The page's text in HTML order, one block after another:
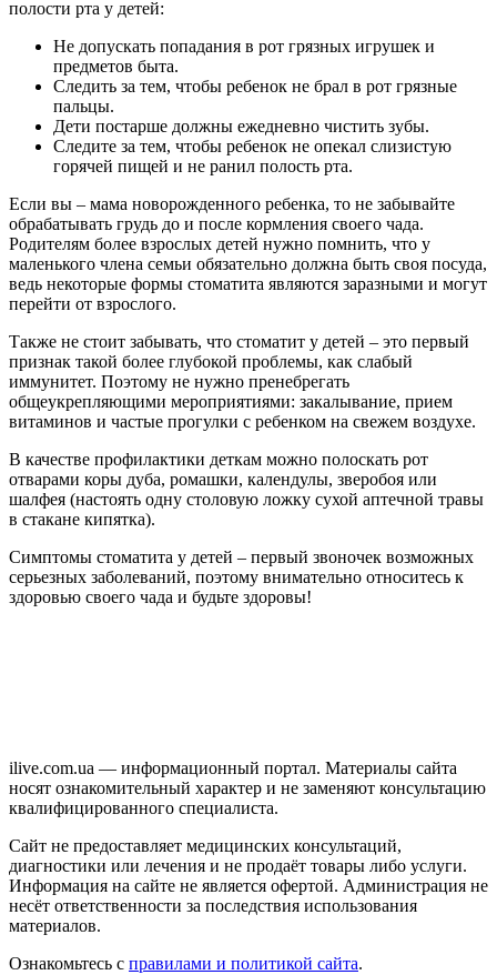
полости рта у детей:
Не допускать попадания в рот грязных игрушек и
предметов быта.
Следить за тем, чтобы ребенок не брал в рот грязные
пальцы.
Дети постарше должны ежедневно чистить зубы.
Следите за тем, чтобы ребенок не опекал слизистую
горячей пищей и не ранил полость рта.
Если вы – мама новорожденного ребенка, то не забывайте
обрабатывать грудь до и после кормления своего чада.
Родителям более взрослых детей нужно помнить, что у
маленького члена семьи обязательно должна быть своя посуда,
ведь некоторые формы стоматита являются заразными и могут
перейти от взрослого.
Также не стоит забывать, что стоматит у детей – это первый
признак такой более глубокой проблемы, как слабый
иммунитет. Поэтому не нужно пренебрегать
общеукрепляющими мероприятиями: закалывание, прием
витаминов и частые прогулки с ребенком на свежем воздухе.
В качестве профилактики деткам можно полоскать рот
отварами коры дуба, ромашки, календулы, зверобоя или
шалфея (настоять одну столовую ложку сухой аптечной травы
в стакане кипятка).
Симптомы стоматита у детей – первый звоночек возможных
серьезных заболеваний, поэтому внимательно относитесь к
здоровью своего чада и будьте здоровы!
ilive.com.ua — информационный портал. Материалы сайта
носят ознакомительный характер и не заменяют консультацию
квалифицированного специалиста.
Сайт не предоставляет медицинских консультаций,
диагностики или лечения и не продаёт товары либо услуги.
Информация на сайте не является офертой. Администрация не
несёт ответственности за последствия использования
материалов.
Ознакомьтесь с правилами и политикой сайта.